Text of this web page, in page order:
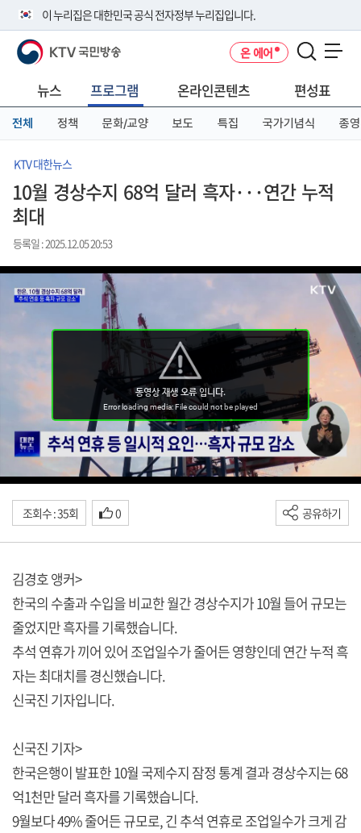
이 누리집은 대한민국 공식 전자정부 누리집입니다.
공식 누리집 주소 확인하기
니다.
이밖에 or.kr 또는 .kr등 다른 도메인 주소를 사용하고 있다면 아래 URL에
서 도메인 주소를 확인해 보세요
KTV 국민방송 온 에어
뉴스 프로그램 온라인콘텐츠 편성표
전체 정책 문화/교양 보도 특집 국가기념식 종영
KTV 대한뉴스
10월 경상수지 68억 달러 흑자···연간 누적
최대
등록일 : 2025.12.05 20:53
조회수 : 35회 0 공유하기
김경호 앵커>
한국의 수출과 수입을 비교한 월간 경상수지가 10월 들어 규모는
줄었지만 흑자를 기록했습니다.
추석 연휴가 끼어 있어 조업일수가 줄어든 영향인데 연간 누적 흑
자는 최대치를 경신했습니다.
신국진 기자입니다.
신국진 기자>
한국은행이 발표한 10월 국제수지 잠정 통계 결과 경상수지는 68
억1천만 달러 흑자를 기록했습니다.
9월보다 49% 줄어든 규모로, 긴 추석 연휴로 조업일수가 크게 감